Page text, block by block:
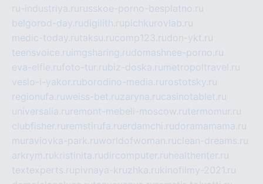
ru-industriya.ru russkoe-porno-besplatno.ru
belgorod-day.rudigilith.rupichkurovlab.ru
medic-today.rutaksu.rucomp123.rudon-ykt.ru
teensvoice.ru imgsharing.rudomashnee-porno.ru
eva-elfie.rufoto-tur.rubiz-doska.ru metropoltravel.ru
veslo-i-yakor.ruborodino-media.ru rostotsky.ru
regionufa.ruweiss-bet.ruzaryna.rucasinotablet.ru
universalia.ru remont-mebeli-moscow.rutermomur.ru
clubfisher.ru remstirufa.ruerdamchi.rudoramamama.ru
muraviovka-park.ruworldofwoman.ruclean-dreams.ru
arkrym.rukristinita.rudircomputer.ru healthenter.ru
textexperts.rupivnaya-kruzhka.rukinofilmy-2021.ru